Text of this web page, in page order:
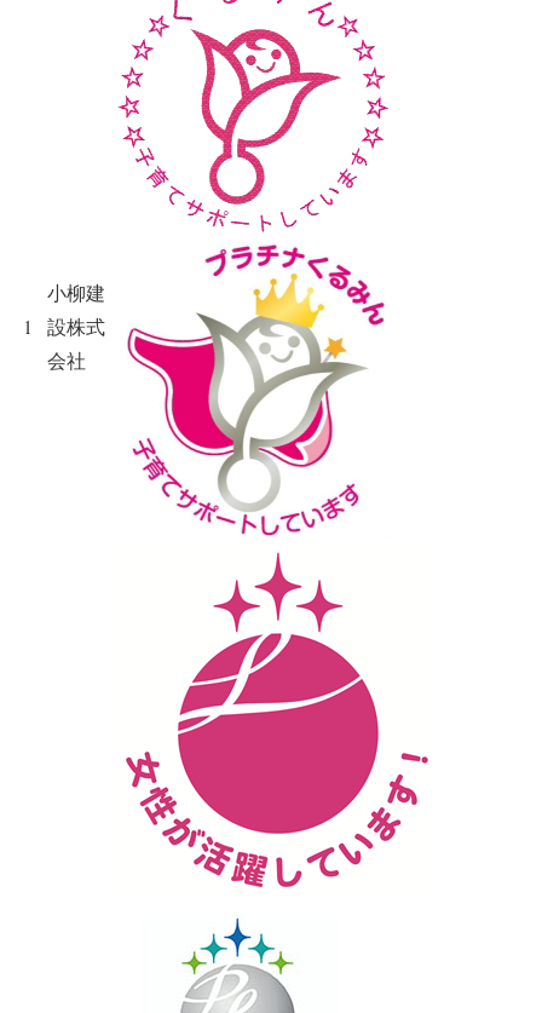
1
小柳建
設株式
会社